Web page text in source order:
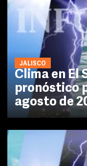
JALISCO
Clima en El
pronóstico
agosto de